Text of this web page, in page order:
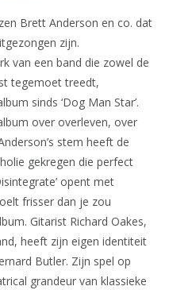
Brett Anderson en co. dat
zijn.
van een band die zowel de
tegemoet treedt,
sinds ‘Dog Man Star’.
over overleven, over
stem heeft de
gekregen die perfect
opent met
frisser dan je zou
Gitarist Richard Oakes,
heeft zijn eigen identiteit
Butler. Zijn spel op
grandeur van klassieke